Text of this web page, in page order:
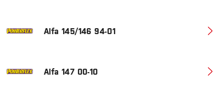
Alfa 145/146 94-01
Alfa 147 00-10